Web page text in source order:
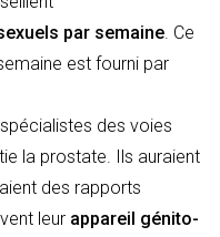
par semaine. Ce
est fourni par
des voies
la prostate. Ils auraient
des rapports
leur appareil génito-